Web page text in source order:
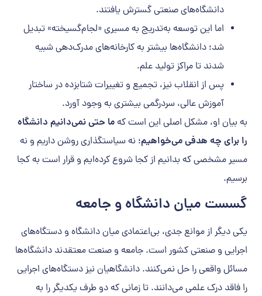
دانشگاه‌های صنعتی گسترش یافتند.
اما این توسعه به‌تدریج به مسیری «لجام‌گسیخته» تبدیل
شد؛ دانشگاه‌ها بیشتر به کارخانه‌های مدرک‌دهی شبیه
شدند تا مراکز تولید علم.
پس از انقلاب نیز، تجمیع و تغییرات شتابزده در ساختار
آموزش عالی، سردرگمی بیشتری به وجود آورد.
به بیان او، مشکل اصلی این است کهما حتی نمی‌دانیم دانشگاه
را برای چه هدفی می‌خواهیم؛ نه سیاستگذاری روشن داریم و نه
مسیر مشخصی که بدانیم از کجا شروع کرده‌ایم و قرار است به کجا
برسیم.
گسست میان دانشگاه و جامعه
یکی دیگر از موانع جدی، بی‌اعتمادی میان دانشگاه و دستگاه‌های
اجرایی و صنعتی کشور است. جامعه و صنعت معتقدند دانشگاه‌ها
مسائل واقعی را حل نمی‌کنند. دانشگاهیان نیز دستگاه‌های اجرایی
را فاقد درک علمی می‌دانند. تا زمانی که دو طرف یکدیگر را به